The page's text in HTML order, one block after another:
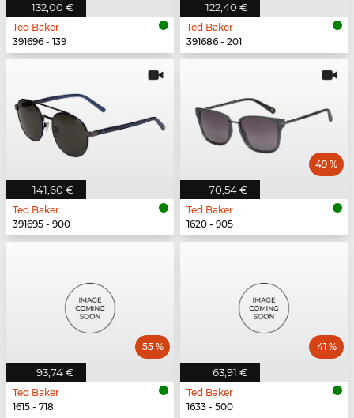
132,00 €
Ted Baker
391696 - 139
122,40 €
Ted Baker
391686 - 201
141,60 €
Ted Baker
391695 - 900
70,54 €
49 %
Ted Baker
1620 - 905
93,74 €
55 %
Ted Baker
1615 - 718
63,91 €
41 %
Ted Baker
1633 - 500